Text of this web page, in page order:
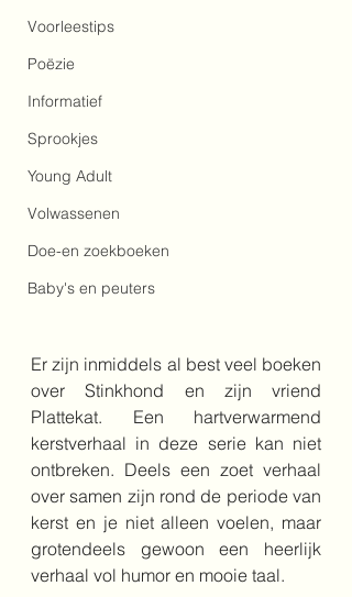
Voorleestips
Poëzie
Informatief
Sprookjes
Young Adult
Volwassenen
Doe-en zoekboeken
Baby's en peuters
Er zijn inmiddels al best veel boeken
over Stinkhond en zijn vriend
Plattekat. Een hartverwarmend
kerstverhaal in deze serie kan niet
ontbreken. Deels een zoet verhaal
over samen zijn rond de periode van
kerst en je niet alleen voelen, maar
grotendeels gewoon een heerlijk
verhaal vol humor en mooie taal.